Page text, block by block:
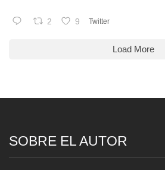
2 9 Twitter
Load More
SOBRE EL AUTOR